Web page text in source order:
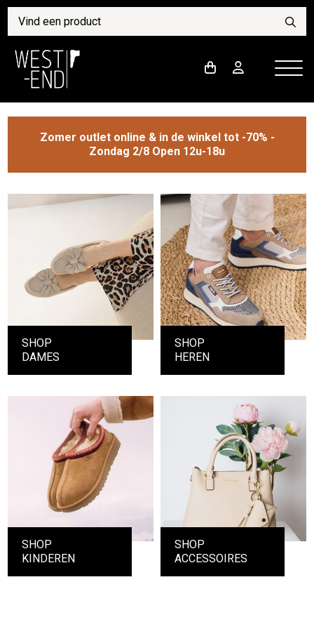
Zomer outlet online & in de winkel tot -70% -
Zondag 2/8 Open 12u-18u
SHOP
DAMES
SHOP
HEREN
SHOP
KINDEREN
SHOP
ACCESSOIRES